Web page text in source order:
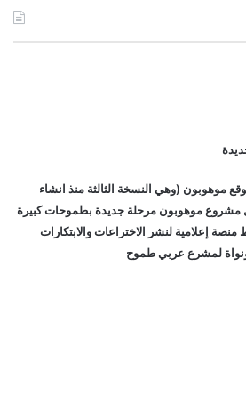
موهوبون (وهي النسخة الثالثة منذ انشاء
العام 2007) يدخل مشروع موهوبون مرحلة جديدة بطموحات كبيرة
إعلامية لنشر الاختراعات والابتكارات
ونواة لمشرع عربي طموح